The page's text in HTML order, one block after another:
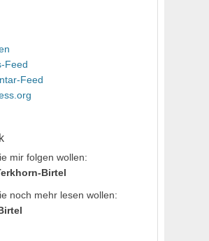
Feed
Feed
mir folgen wollen:
Birtel
noch mehr lesen wollen: